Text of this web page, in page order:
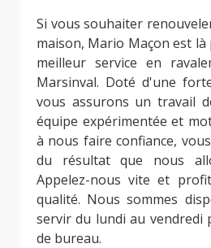
Si vous souhaiter
maison, Mario Maçon est
meilleur service en
Marsinval. Doté d'une
vous assurons un travail
équipe expérimentée et
à nous faire confiance,
du résultat que nous
Appelez-nous vite et
qualité. Nous sommes
servir du lundi au vendredi
de bureau.